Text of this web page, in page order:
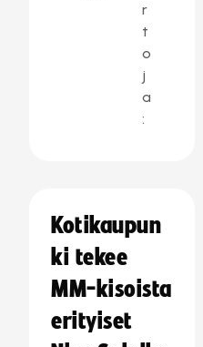
r
t
o
j
a
:
Kotikaupun
ki tekee
MM-kisoista
erityiset